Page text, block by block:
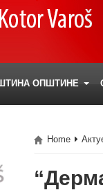
ОПШТИНЕ
Home